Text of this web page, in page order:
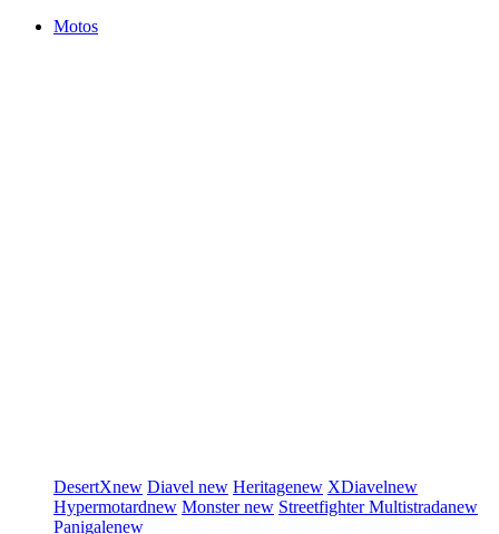
Motos
DesertXnew Diavel new Heritagenew XDiavelnew
Hypermotardnew Monsternew StreetfighterMultistradanew
Panigalenew